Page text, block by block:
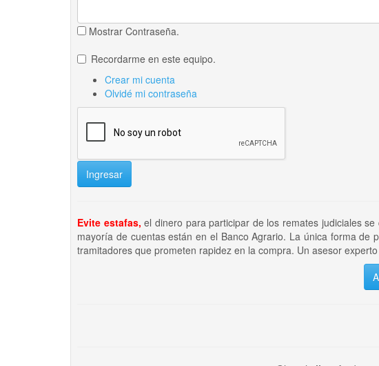
Mostrar Contraseña.
Recordarme en este equipo.
Crear mi cuenta
Olvidé mi contraseña
Ingresar
Evite estafas, el dinero para participar de los remates judiciales
mayoría de cuentas están en el Banco Agrario. La única forma
tramitadores que prometen rapidez en la compra. Un asesor